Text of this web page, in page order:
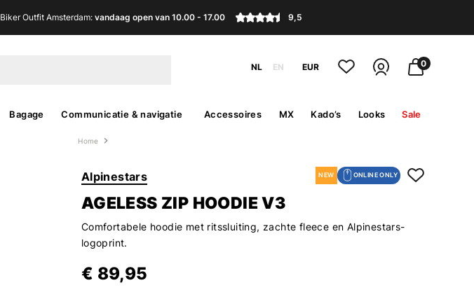
Biker Outfit Amsterdam:vandaag open van 10.00 - 17.00 9,5
NL EN EUR 0
Bagage Communicatie & navigatie Accessoires MX Kado’s Looks Sale
Home
NEW ONLINE ONLY
Alpinestars
AGELESS ZIP HOODIE V3
Comfortabele hoodie met ritssluiting, zachte fleece en Alpinestars-
logoprint.
€ 89,95